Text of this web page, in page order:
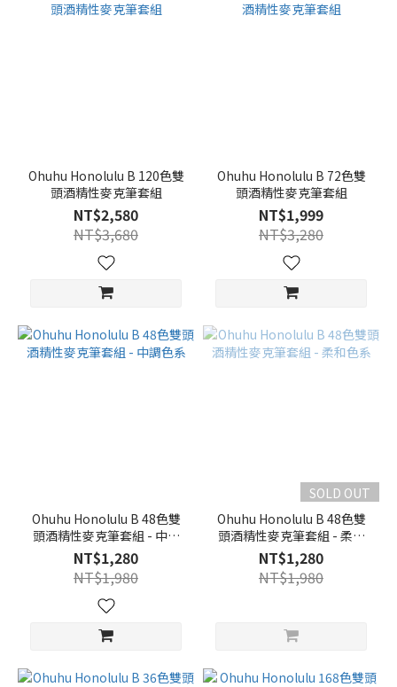
Ohuhu Honolulu B 120色雙
頭酒精性麥克筆套組
NT$2,580
NT$3,680
Ohuhu Honolulu B 72色雙
頭酒精性麥克筆套組
NT$1,999
NT$3,280
Ohuhu Honolulu B 48色雙
頭酒精性麥克筆套組 - 中調
色系
NT$1,280
NT$1,980
SOLD OUT
Ohuhu Honolulu B 48色雙
頭酒精性麥克筆套組 - 柔和
色系
NT$1,280
NT$1,980